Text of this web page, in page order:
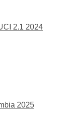
2.1 2024
2025